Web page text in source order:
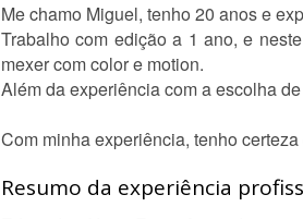
Me chamo Miguel, tenho 20 anos e
Trabalho com edição a 1 ano, e
mexer com color e motion.
Além da experiência com a escolha
Com minha experiência, tenho
Resumo da experiência